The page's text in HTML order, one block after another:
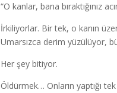
“O kanlar, bana bıraktığınız
İrkiliyorlar. Bir tek, o kanın
Umarsızca derim yüzülüyor,
Her şey bitiyor.
Öldürmek… Onların yaptığı